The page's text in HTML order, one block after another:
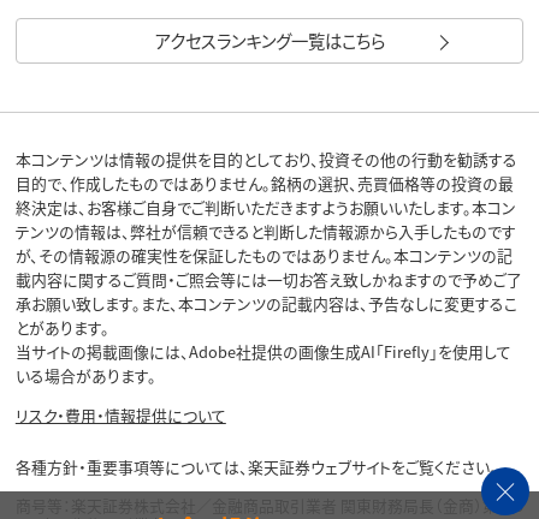
アクセスランキング一覧はこちら
本コンテンツは情報の提供を目的としており、投資その他の行動を勧誘する
目的で、作成したものではありません。銘柄の選択、売買価格等の投資の最
終決定は、お客様ご自身でご判断いただきますようお願いいたします。本コン
テンツの情報は、弊社が信頼できると判断した情報源から入手したものです
が、その情報源の確実性を保証したものではありません。本コンテンツの記
載内容に関するご質問・ご照会等には一切お答え致しかねますので予めご了
承お願い致します。また、本コンテンツの記載内容は、予告なしに変更するこ
とがあります。
当サイトの掲載画像には、Adobe社提供の画像生成AI「Firefly」を使用して
いる場合があります。
リスク・費用・情報提供について
各種方針・重要事項等については、楽天証券ウェブサイトをご覧ください。
商号等：楽天証券株式会社／金融商品取引業者 関東財務局長（金商）第195